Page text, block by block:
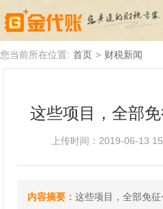
代理
厦门
关于
您当前所在位置: 首页 > 财税新闻
这些项目，全部
上传时间：2019-06-13
内容摘要：这些项目，全部免